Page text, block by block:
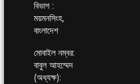
বিভাগ :
ময়মনসিংহ,
বাংলাদেশ
মোবাইল নম্বর:
বাবুল আহম্মেদ
(অধ্যক্ষ):